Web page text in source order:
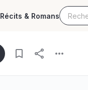
Récits & Romans